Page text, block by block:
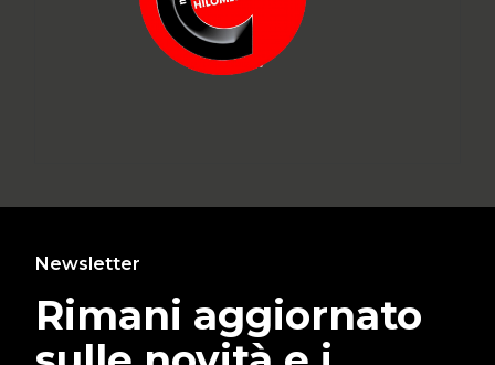
Newsletter
Rimani aggiornato